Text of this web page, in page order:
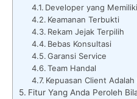
Developer yang
Keamanan Terbukti
Rekam Jejak Terpilih
Bebas Konsultasi
Garansi Service
Team Handal
Kepuasan Client
Fitur Yang Anda Peroleh